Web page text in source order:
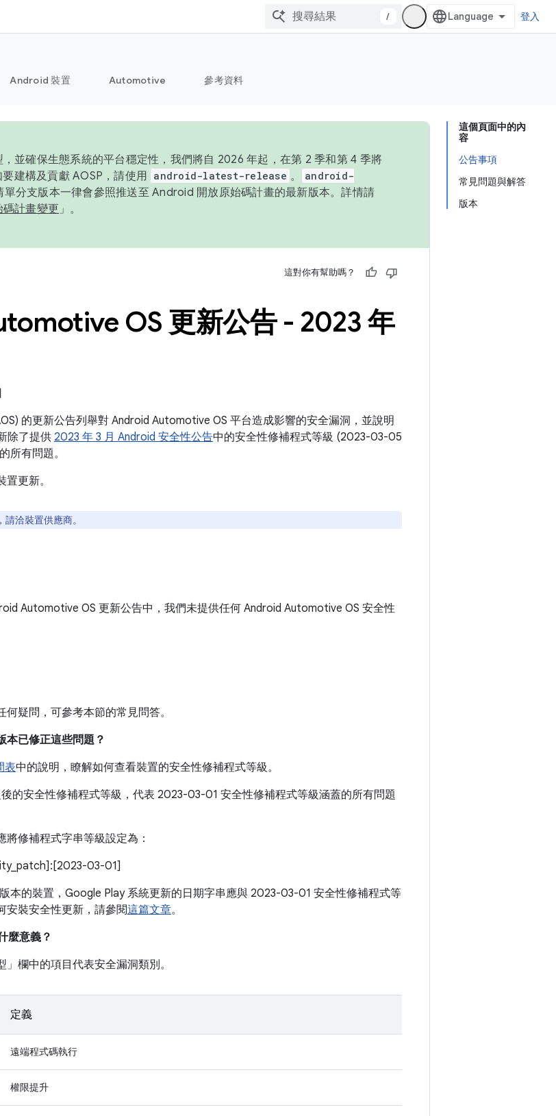
/ 登入
Android 裝置 Automotive 參考資料
這個頁面中的內
容
公告事項
常見問題與解答
版本
並確保生態系統的平台穩定性，我們將自 2026 年起，在第 2 季和第 4 季將
建構及貢獻 AOSP，請使用 android-latest-release 。
android-
單分支版本一律會參照推送至 Android 開放原始碼計畫的最新版本。詳情請
計畫變更 」。
這對你有幫助嗎？
OS 更新公告 - 2023 年
的更新公告列舉對 Android Automotive OS 平台造成影響的安全漏洞，並說明
除了提供 2023 年 3 月 Android 安全性公告中的安全性修補程式等級 (2023-03-05
所有問題。
更新。
請洽裝置供應商。
Automotive OS 更新公告中，我們未提供任何 Android Automotive OS 安全性
疑問，可參考本節的常見問答。
本已修正這些問題？
表中的說明，瞭解如何查看裝置的安全性修補程式等級。
的安全性修補程式等級，代表 2023-03-01 安全性修補程式等級涵蓋的所有問題
修補程式字串等級設定為：
03-01]
本的裝置，Google Play 系統更新的日期字串應與 2023-03-01 安全性修補程式等
安裝安全性更新，請參閱這篇文章。
麼意義？
欄中的項目代表安全漏洞類別。
定義
遠端程式碼執行
權限提升